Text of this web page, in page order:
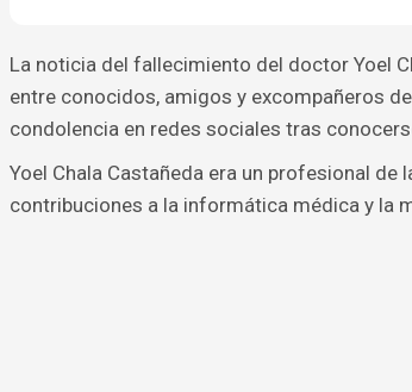
La noticia del fallecimiento del doctor Yoel
entre conocidos, amigos y excompañeros
condolencia en redes sociales tras
Yoel Chala Castañeda era un profesional
contribuciones a la informática médica y la